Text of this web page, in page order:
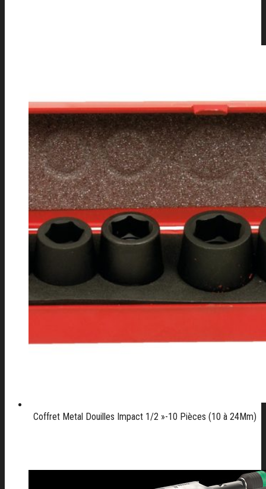
Coffret Metal Douilles Impact 1/2 »-10 Pièces (10 à 24Mm)